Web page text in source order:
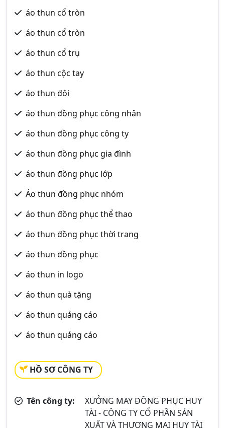
áo thun cổ tròn
áo thun cổ tròn
áo thun cổ trụ
áo thun cộc tay
áo thun đôi
áo thun đồng phục công nhân
áo thun đồng phục công ty
áo thun đồng phục gia đình
áo thun đồng phục lớp
Áo thun đồng phục nhóm
áo thun đồng phục thể thao
áo thun đồng phục thời trang
áo thun đồng phục
áo thun in logo
áo thun quà tặng
áo thun quảng cáo
áo thun quảng cáo
HỒ SƠ CÔNG TY
Tên công ty:
XƯỞNG MAY ĐỒNG PHỤC HUY
TÀI - CÔNG TY CỔ PHẦN SẢN
XUẤT VÀ THƯƠNG MẠI HUY TÀI